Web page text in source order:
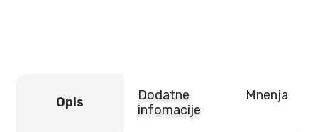
Opis
Dodatne
infomacije
Mnenja